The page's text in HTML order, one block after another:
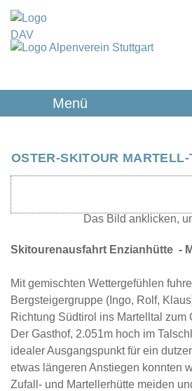
Menü
OSTER-SKITOUR
Skitourenausfahrt Enzianhütte -
Mit gemischten Wettergefühlen
Bergsteigergruppe (Ingo, Rolf,
Richtung Südtirol ins Martelltal zum
Der Gasthof, 2.051m hoch im
idealer Ausgangspunkt für ein
etwas längeren Anstiegen konnten
Zufall- und Martellerhütte meiden